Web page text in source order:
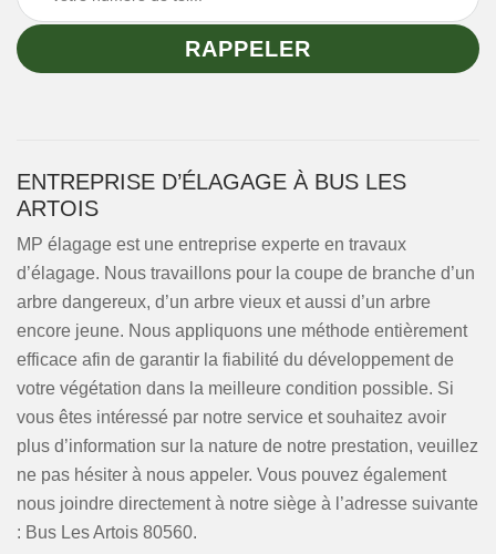
ENTREPRISE D’ÉLAGAGE À BUS LES
ARTOIS
MP élagage est une entreprise experte en travaux
d’élagage. Nous travaillons pour la coupe de branche d’un
arbre dangereux, d’un arbre vieux et aussi d’un arbre
encore jeune. Nous appliquons une méthode entièrement
efficace afin de garantir la fiabilité du développement de
votre végétation dans la meilleure condition possible. Si
vous êtes intéressé par notre service et souhaitez avoir
plus d’information sur la nature de notre prestation, veuillez
ne pas hésiter à nous appeler. Vous pouvez également
nous joindre directement à notre siège à l’adresse suivante
: Bus Les Artois 80560.